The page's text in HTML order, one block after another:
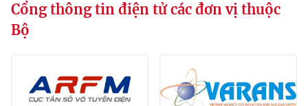
Cổng thông tin điện tử các đơn vị thuộc
Bộ